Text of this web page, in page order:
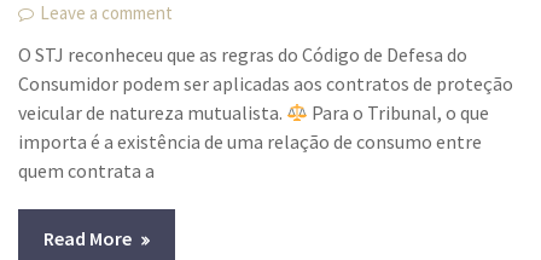
Leave a comment
O STJ reconheceu que as regras do Código de Defesa do
Consumidor podem ser aplicadas aos contratos de proteção
veicular de natureza mutualista.
Para o Tribunal, o que
importa é a existência de uma relação de consumo entre
quem contrata a
Read More